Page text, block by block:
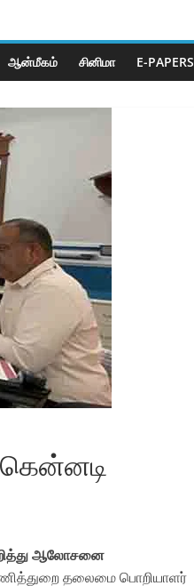
ஆன்மீகம் சினிமா E-PAPERS
ஆலோசனை
தலைமை பொறியாளர்